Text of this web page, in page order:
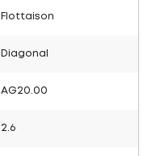
Flottaison
Diagonal
AG20.00
2.6